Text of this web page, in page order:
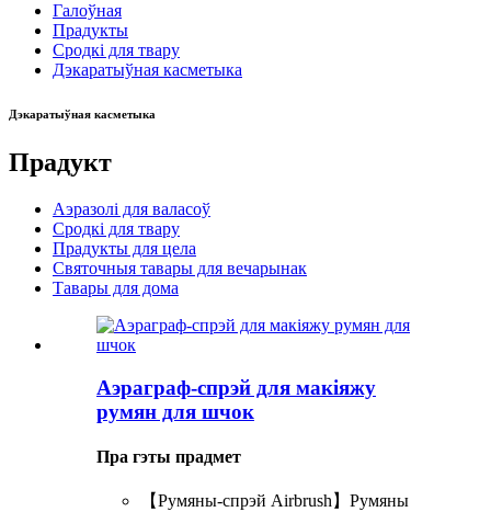
Галоўная
Прадукты
Сродкі для твару
Дэкаратыўная касметыка
Дэкаратыўная касметыка
Прадукт
Аэразолі для валасоў
Сродкі для твару
Прадукты для цела
Святочныя тавары для вечарынак
Тавары для дома
Аэраграф-спрэй для макіяжу
румян для шчок
Пра гэты прадмет
【Румяны-спрэй Airbrush】Румяны